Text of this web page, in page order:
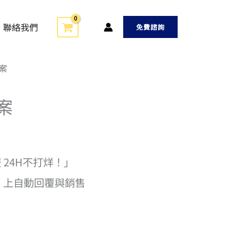
聯絡我們 免費諮詢
不打烊！」
自動回覆與銷售